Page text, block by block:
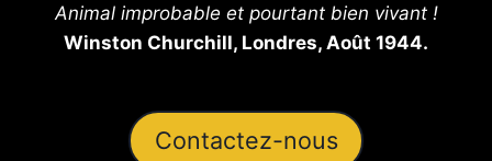
Animal improbable et pourtant bien vivant !
Winston Churchill, Londres, Août 1944.
Contactez-nous